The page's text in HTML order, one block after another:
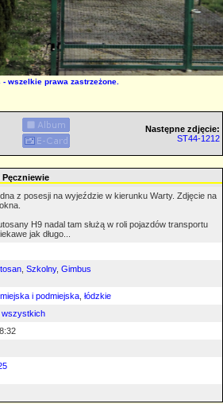
- wszelkie prawa zastrzeżone.
Następne zdjęcie:
ST44-1212
Pęczniewie
z posesji na wyjeździe w kierunku Warty. Zdjęcie na
H9 nadal tam służą w roli pojazdów transportu
jak długo...
Szkolny, Gimbus
i podmiejska łódzkie
wszystkich